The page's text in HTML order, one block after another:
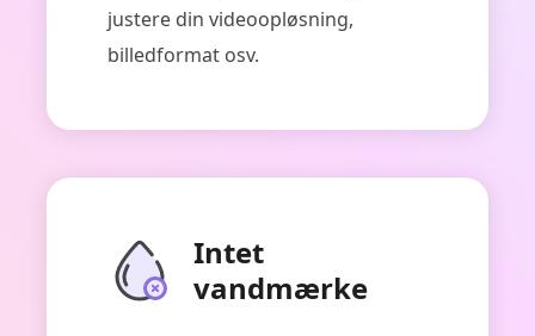
justere din videoopløsning,
billedformat osv.
Intet
vandmærke